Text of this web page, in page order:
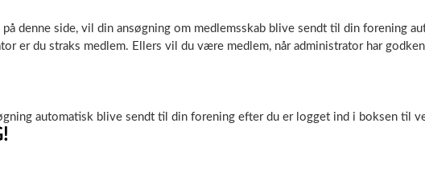
denne side, vil din ansøgning om medlemsskab blive sendt til din forening
er du straks medlem. Ellers vil du være medlem, når administrator har
automatisk blive sendt til din forening efter du er logget ind i boksen til